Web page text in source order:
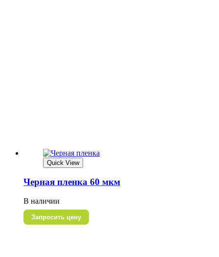
Quick View
Черная пленка 60 мкм
В наличии
Запросить цену